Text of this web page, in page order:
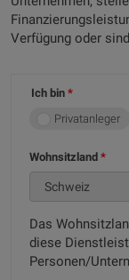
Verfügung oder
Ich bin
Privatanleger
Wohnsitzland
Das
diese
Personen/